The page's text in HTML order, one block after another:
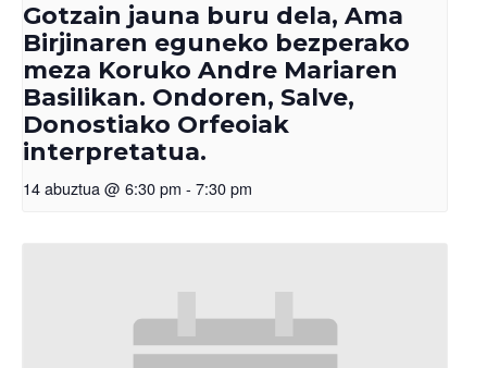
Gotzain jauna buru dela, Ama
Birjinaren eguneko bezperako
meza Koruko Andre Mariaren
Basilikan. Ondoren, Salve,
Donostiako Orfeoiak
interpretatua.
14 abuztua @ 6:30 pm - 7:30 pm